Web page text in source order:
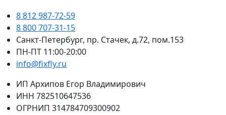
8 812 987-72-59
8 800 707-31-15
Санкт-Петербург, пр. Стачек, д.72, пом.153
ПН-ПТ 11:00-20:00
info@fixfly.ru
ИП Архипов Егор Владимирович
ИНН 782510647536
ОГРНИП 314784709300902